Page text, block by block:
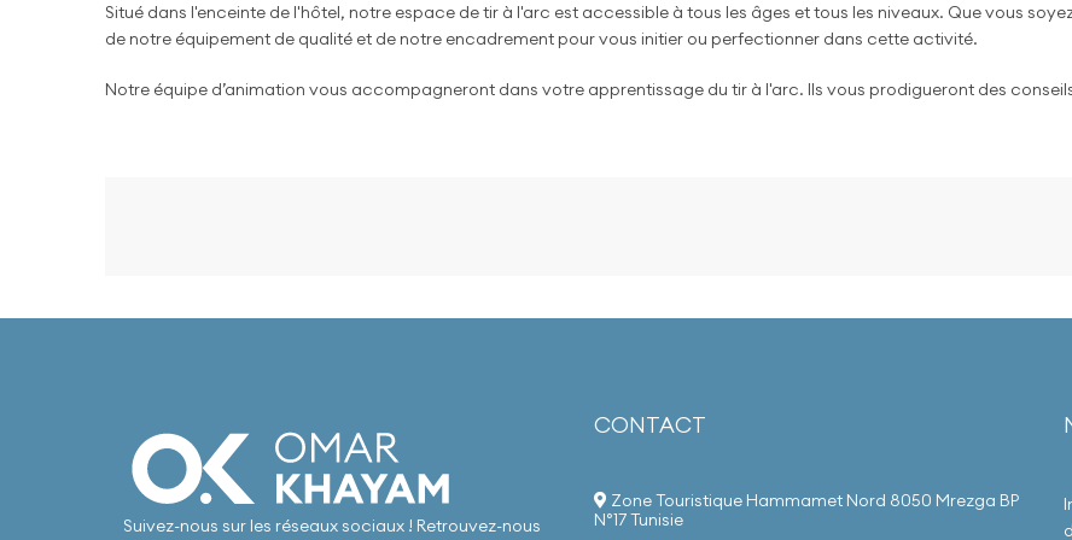
Situé dans l'enceinte de l'hôtel, notre espace de tir à l'arc est accessible à tous les âges et tous les niveaux. Que vous
de notre équipement de qualité et de notre encadrement pour vous initier ou perfectionner dans cette activité.
Notre équipe d’animation vous accompagneront dans votre apprentissage du tir à l'arc. Ils vous prodigueront des
Suivez-nous sur les réseaux sociaux ! Retrouvez-nous
CONTACT
Zone Touristique Hammamet Nord 8050 Mrezga BP
N°17 Tunisie